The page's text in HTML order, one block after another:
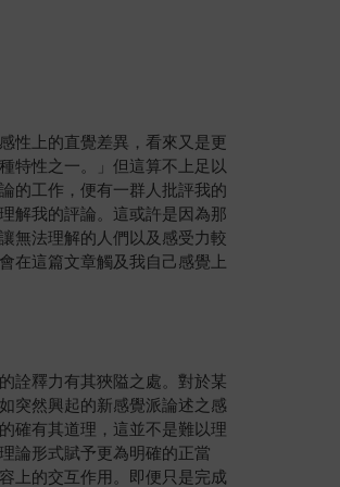
性上的直覺差異，看來又是更
特性之一。」但這算不上足以
的工作，便有一群人批評我的
解我的評論。這或許是因為那
無法理解的人們以及感受力較
在這篇文章觸及我自己感覺上
詮釋力有其狹隘之處。對於某
突然興起的新感覺派論述之感
確有其道理，這並不是難以理
論形式賦予更為明確的正當
上的交互作用。即便只是完成